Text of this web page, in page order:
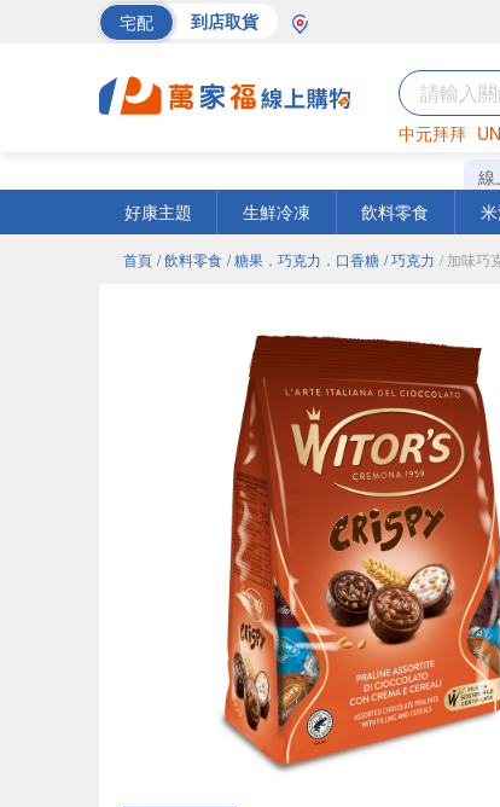
宅配 到店取貨
中元拜拜
巧克力
線
好康主題
生鮮冷凍 飲料零食
首頁 / 飲料零食 / 糖果．巧克力．口香糖 / 巧克力 / 加味巧